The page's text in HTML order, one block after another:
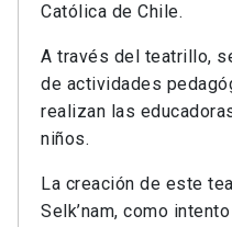
Católica de Chile.
A través del teatrillo,
de actividades
realizan las
niños.
La creación de este
Selk’nam, como